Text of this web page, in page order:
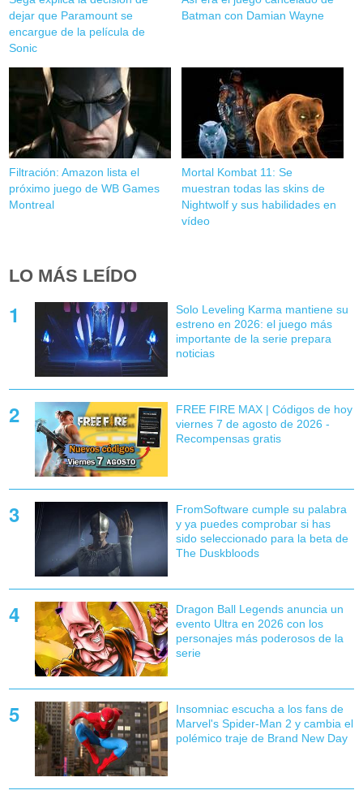
dejar que Paramount se
encargue de la película de
Sonic
Batman con Damian Wayne
Filtración: Amazon lista el
próximo juego de WB Games
Montreal
Mortal Kombat 11: Se
muestran todas las skins de
Nightwolf y sus habilidades en
vídeo
LO MÁS LEÍDO
Solo Leveling Karma mantiene su
estreno en 2026: el juego más
importante de la serie prepara
noticias
FREE FIRE MAX | Códigos de hoy
viernes 7 de agosto de 2026 -
Recompensas gratis
FromSoftware cumple su palabra
y ya puedes comprobar si has
sido seleccionado para la beta de
The Duskbloods
Dragon Ball Legends anuncia un
evento Ultra en 2026 con los
personajes más poderosos de la
serie
Insomniac escucha a los fans de
Marvel's Spider-Man 2 y cambia el
polémico traje de Brand New Day